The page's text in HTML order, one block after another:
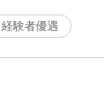
経験者優遇